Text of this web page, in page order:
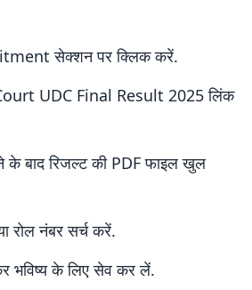
सेक्शन पर क्लिक करें.
UDC Final Result 2025 लिंक
के बाद रिजल्ट की PDF फाइल खुल
रोल नंबर सर्च करें.
भविष्य के लिए सेव कर लें.